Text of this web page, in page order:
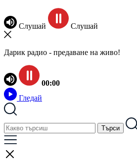
Слушай Слушай
Дарик радио - предаване на живо!
00:00
Гледай